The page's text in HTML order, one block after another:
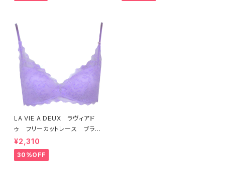
LA VIE A DEUX ラヴィアド
ゥ フリーカットレース ブラレ
ット ソフトブラ（ラベンダー）22
463 SALE 送料無料
¥2,310
30%OFF